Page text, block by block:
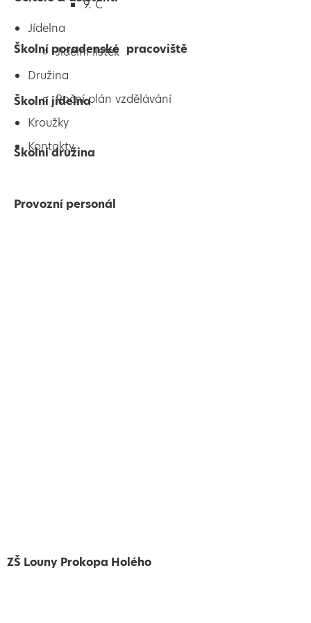
9. C
Jídelna
Jídelní lístek
Družina
Roční plán vzdělávání
Kroužky
Kontakty
Školní poradenské pracoviště
Školní jídelna
Školní družina
Provozní personál
ZŠ Louny Prokopa Holého